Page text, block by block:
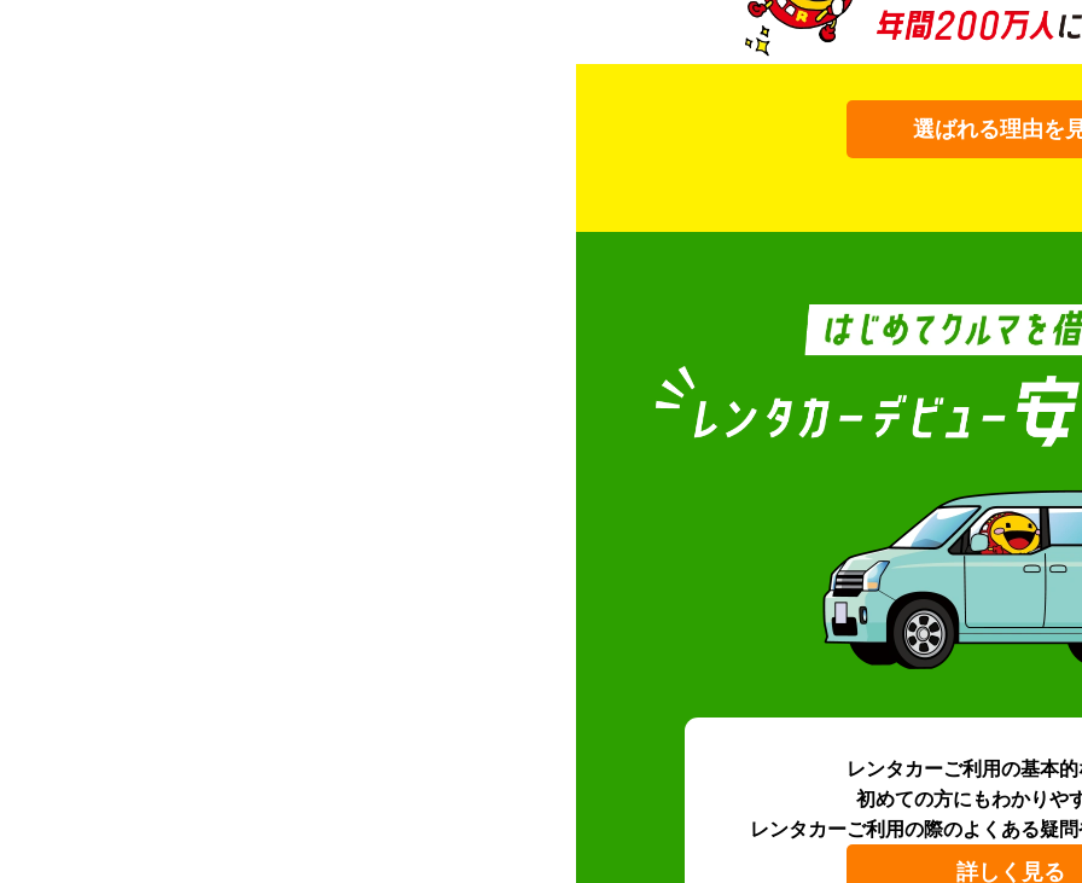
選ばれる理由を
レンタカーご利用の基本
初めての方にもわかりや
レンタカーご利用の際のよくある疑問
詳しく見る